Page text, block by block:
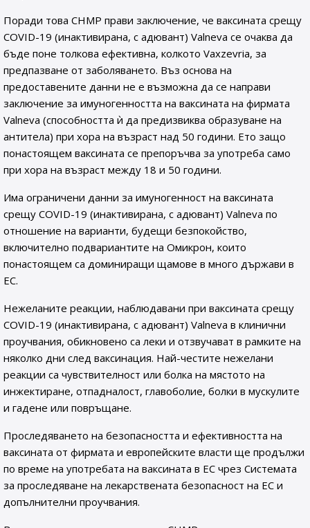
Поради това CHMP прави заключение, че ваксината срещу
COVID-19 (инактивирана, с адювант) Valneva се очаква да
бъде поне толкова ефективна, колкото Vaxzevria, за
предпазване от заболяването. Въз основа на
предоставените данни не е възможна да се направи
заключение за имуногенността на ваксината на фирмата
Valneva (способността ѝ да предизвиква образуване на
антитела) при хора на възраст над 50 години. Ето защо
понастоящем ваксината се препоръчва за употреба само
при хора на възраст между 18 и 50 години.
Има ограничени данни за имуногенност на ваксината
срещу COVID-19 (инактивирана, с адювант) Valneva по
отношение на варианти, будещи безпокойство,
включително подвариантите на Омикрон, които
понастоящем са доминиращи щамове в много държави в
ЕС.
Нежеланите реакции, наблюдавани при ваксината срещу
COVID-19 (инактивирана, с адювант) Valneva в клинични
проучвания, обикновено са леки и отзвучават в рамките на
няколко дни след ваксинация. Най-честите нежелани
реакции са чувствителност или болка на мястото на
инжектиране, отпадналост, главоболие, болки в мускулите
и гадене или повръщане.
Проследяването на безопасността и ефективността на
ваксината от фирмата и европейските власти ще продължи
по време на употребата на ваксината в ЕС чрез Системата
за проследяване на лекарствената безопасност на ЕС и
допълнителни проучвания.